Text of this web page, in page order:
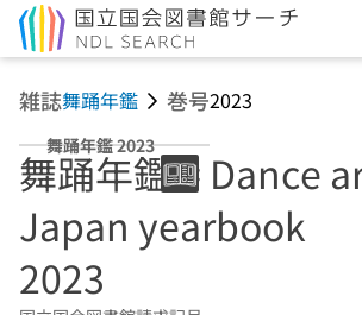
雑誌舞踊年鑑 巻号2023
舞踊年鑑 2023
舞踊年鑑 = Dance
Japan yearbook
2023